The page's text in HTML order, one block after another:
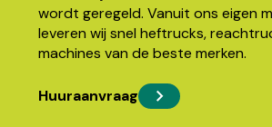
wordt geregeld. Vanuit ons eigen
leveren wij snel heftrucks,
machines van de beste merken.
Huuraanvraag